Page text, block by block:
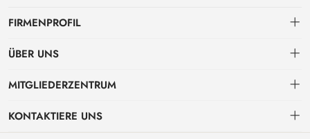
FIRMENPROFIL
BEYOND TECHNOLOGY INTERNATIONAL LIMITED wurde 2002
Glasfaserlösungen. Mit der Weiterentwicklung industrieller Netzwerke
ÜBER UNS
Kontakt
Zahlungs & Rechnungsbedingungen
MITGLIEDERZENTRUM
persönliches Zentrum
KONTAKTIERE UNS